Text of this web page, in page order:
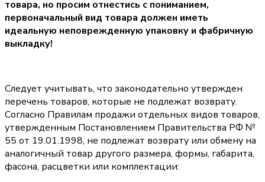
товара, но просим отнестись с пониманием,
первоначальный вид товара должен иметь
идеальную неповрежденную упаковку и фабричную
выкладку!
Следует учитывать, что законодательно утвержден
перечень товаров, которые не подлежат возврату.
Согласно Правилам продажи отдельных видов товаров,
утвержденным Постановлением Правительства РФ №
55 от 19.01.1998, не подлежат возврату или обмену на
аналогичный товар другого размера, формы, габарита,
фасона, расцветки или комплектации: